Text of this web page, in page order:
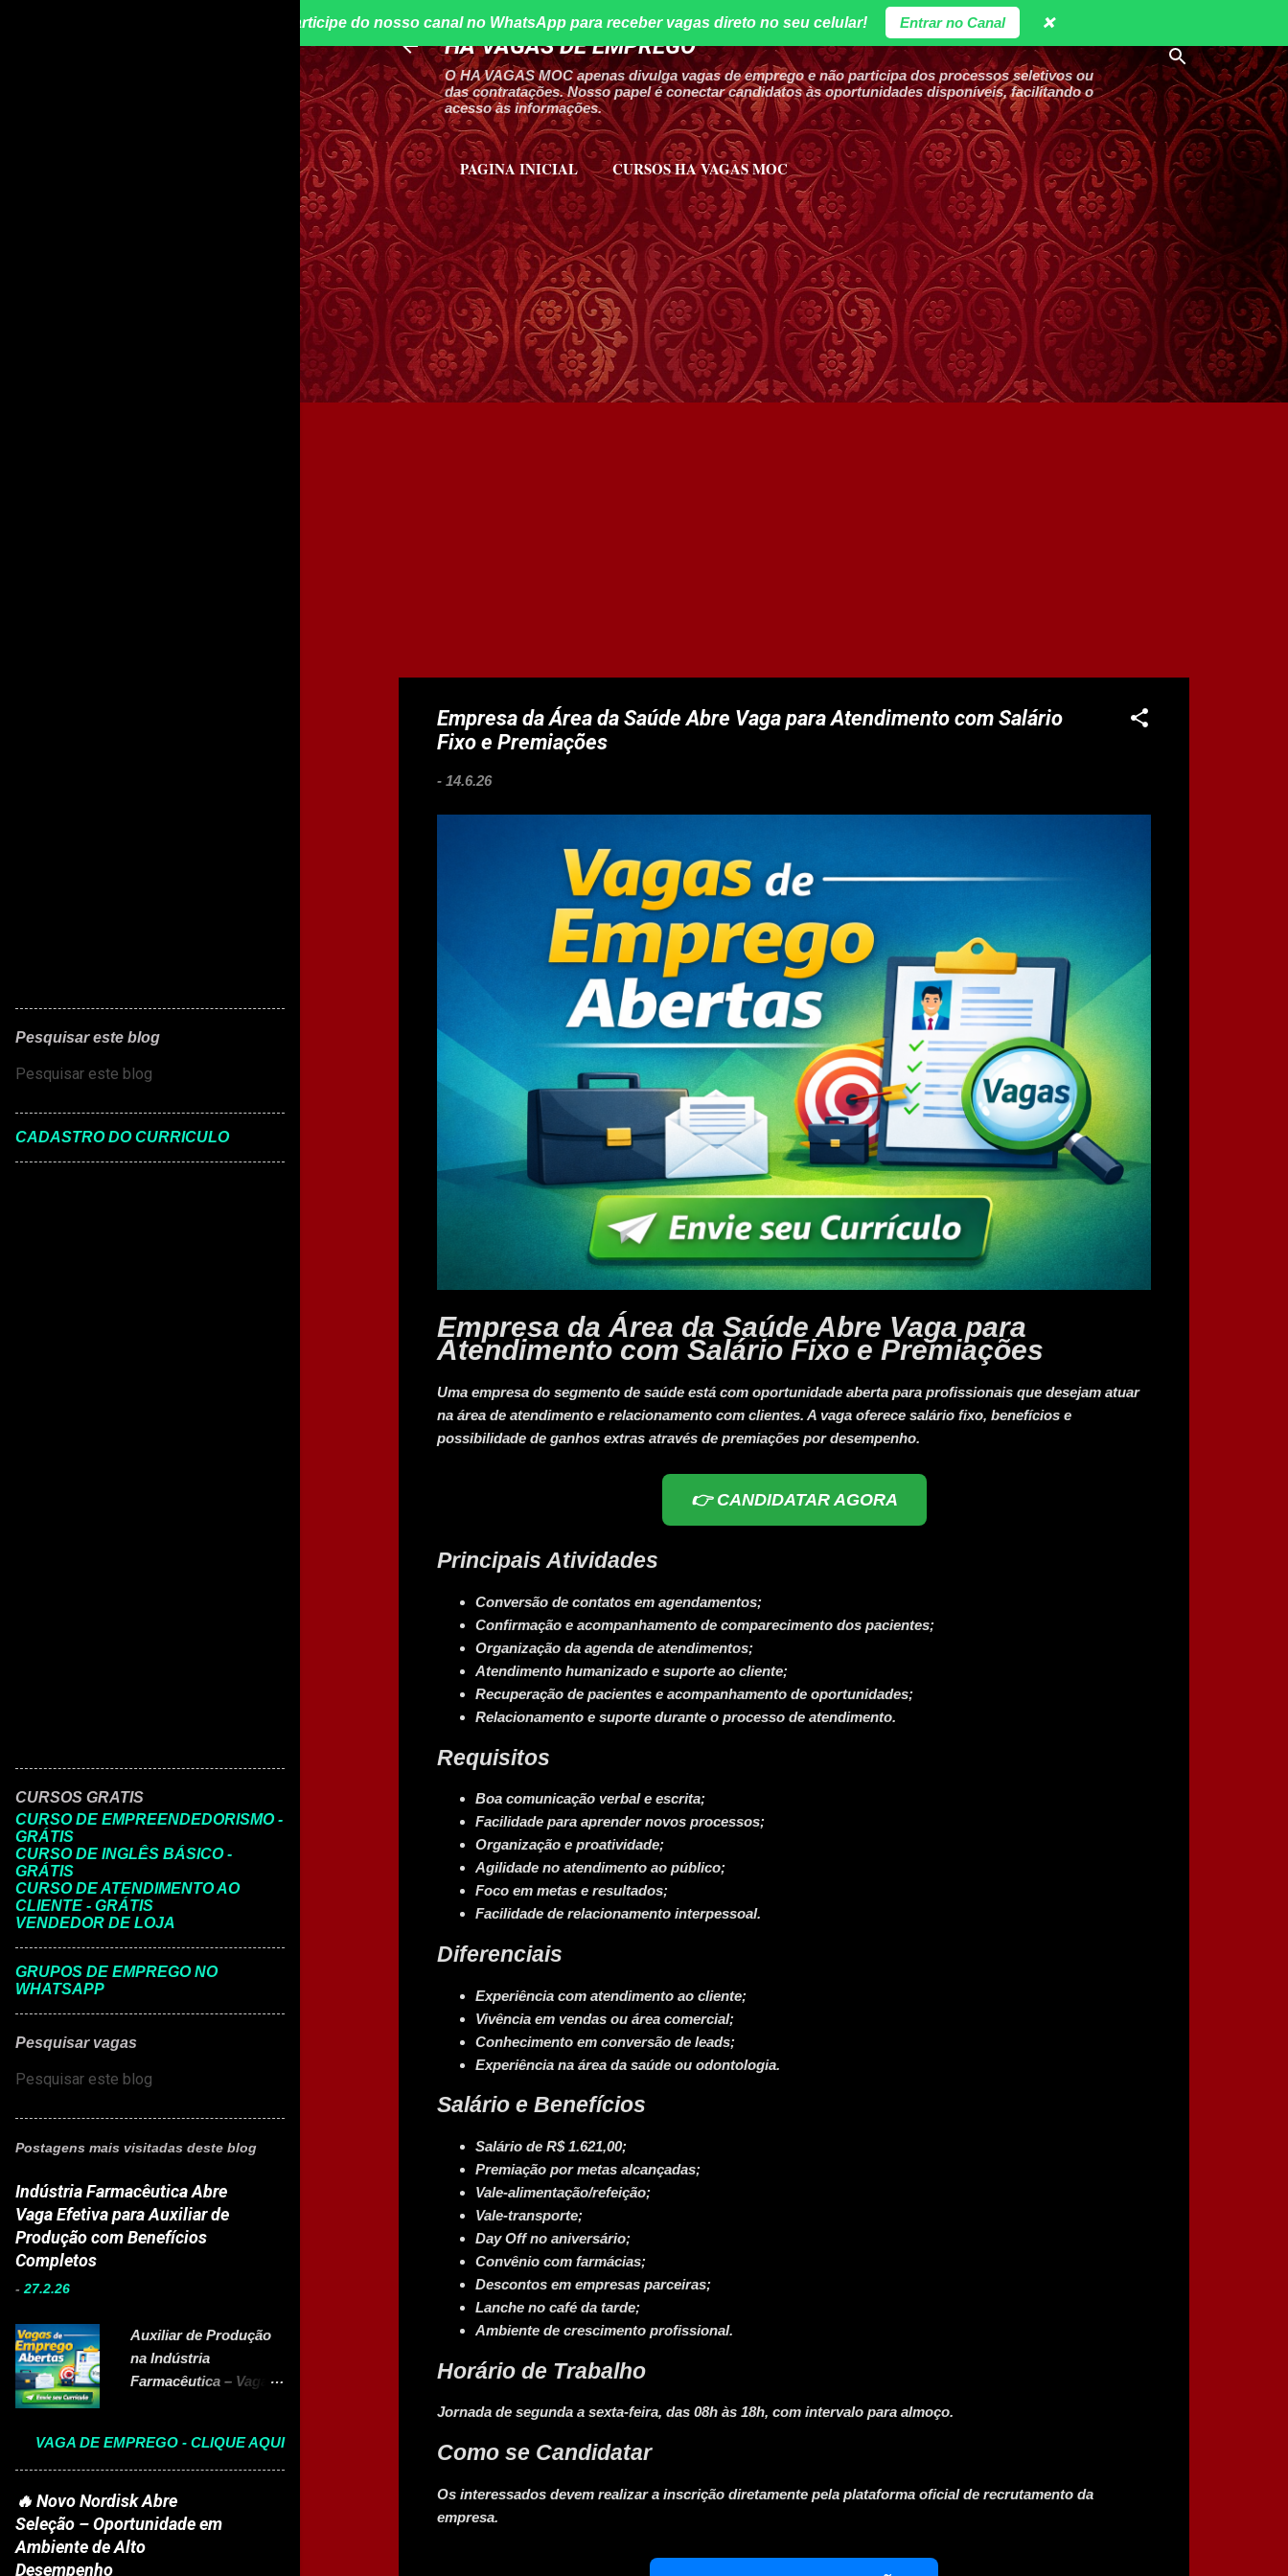
Pular para o conteúdo principal
HA VAGAS DE EMPREGO
O HA VAGAS MOC apenas divulga vagas de emprego e não participa dos processos seletivos ou
das contratações. Nosso papel é conectar candidatos às oportunidades disponíveis, facilitando o
acesso às informações.
📢 Participe do nosso canal no WhatsApp para receber vagas direto no seu celular! Entrar no Canal ❌
PAGINA INICIAL CURSOS HA VAGAS MOC
Empresa da Área da Saúde Abre Vaga para Atendimento com Salário
Fixo e Premiações
- 14.6.26
Empresa da Área da Saúde Abre Vaga para
Atendimento com Salário Fixo e Premiações
Uma empresa do segmento de saúde está com oportunidade aberta para profissionais que desejam atuar
na área de atendimento e relacionamento com clientes. A vaga oferece salário fixo, benefícios e
possibilidade de ganhos extras através de premiações por desempenho.
👉 CANDIDATAR AGORA
Principais Atividades
Conversão de contatos em agendamentos;
Confirmação e acompanhamento de comparecimento dos pacientes;
Organização da agenda de atendimentos;
Atendimento humanizado e suporte ao cliente;
Recuperação de pacientes e acompanhamento de oportunidades;
Relacionamento e suporte durante o processo de atendimento.
Requisitos
Boa comunicação verbal e escrita;
Facilidade para aprender novos processos;
Organização e proatividade;
Agilidade no atendimento ao público;
Foco em metas e resultados;
Facilidade de relacionamento interpessoal.
Diferenciais
Experiência com atendimento ao cliente;
Vivência em vendas ou área comercial;
Conhecimento em conversão de leads;
Experiência na área da saúde ou odontologia.
Salário e Benefícios
Salário de R$ 1.621,00;
Premiação por metas alcançadas;
Vale-alimentação/refeição;
Vale-transporte;
Day Off no aniversário;
Convênio com farmácias;
Descontos em empresas parceiras;
Lanche no café da tarde;
Ambiente de crescimento profissional.
Horário de Trabalho
Jornada de segunda a sexta-feira, das 08h às 18h, com intervalo para almoço.
Como se Candidatar
Os interessados devem realizar a inscrição diretamente pela plataforma oficial de recrutamento da
empresa.
Pesquisar este blog
CADASTRO DO CURRICULO
CURSOS GRATIS
CURSO DE EMPREENDEDORISMO -
GRÁTIS
CURSO DE INGLÊS BÁSICO -
GRÁTIS
CURSO DE ATENDIMENTO AO
CLIENTE - GRÁTIS
VENDEDOR DE LOJA
GRUPOS DE EMPREGO NO
WHATSAPP
Pesquisar vagas
Postagens mais visitadas deste blog
Indústria Farmacêutica Abre
Vaga Efetiva para Auxiliar de
Produção com Benefícios
Completos
-27.2.26
Auxiliar de Produção
na Indústria
Farmacêutica – Vaga
, multinacional
brasileira presente em
22 países e referência
no setor farmacêutico,
está com vaga aberta
VAGA DE EMPREGO - CLIQUE AQUI
🔥 Novo Nordisk Abre
Seleção – Oportunidade em
Ambiente de Alto
Desempenho